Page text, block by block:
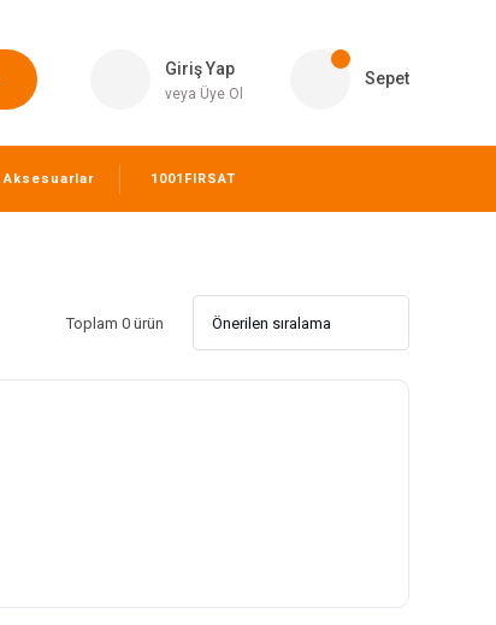
Giriş Yap
veya Üye Ol
Sepet
Aksesuarlar 1001FIRSAT
Toplam 0 ürün